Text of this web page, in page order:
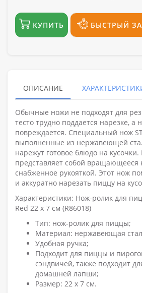
КУПИТЬ БЫСТРЫЙ
ОПИСАНИЕ
Обычные ножи не подходят для
тесто трудно поддается нарезке, а
повреждается. Специальный нож
выполненные из нержавеющей
нарежут готовое блюдо на
представляет собой вращающееся
снабженное рукояткой. Этот нож
и аккуратно нарезать пиццу на
Характеристики: Нож-ролик для
Red 22 x 7 см (R86018)
Тип: нож-ролик для пиццы;
Материал: нержавеющая
Удобная ручка;
Подходит для пиццы и
сэндвичей, также подходит
домашней лапши;
Размер: 22 х 7 см.